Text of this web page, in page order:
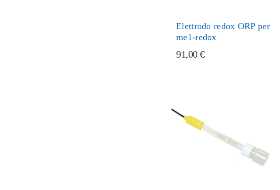
Elettrodo redox ORP per
me1-redox
91,00 €